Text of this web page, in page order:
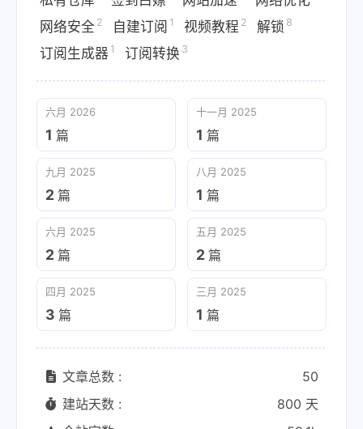
网络安全 2 自建订阅 1 视频教程 2 解锁 8
订阅生成器 1 订阅转换 3
六月 2026
1 篇
十一月 2025
1 篇
九月 2025
2 篇
八月 2025
1 篇
六月 2025
2 篇
五月 2025
2 篇
四月 2025
3 篇
三月 2025
1 篇
文章总数 :
50
建站天数 :
800 天